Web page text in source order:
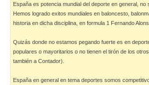
España es potencia mundial del deporte en general, no
Hemos logrado exitos mundiales en baloncesto,
historia en dicha disciplina, en formula 1 Fernando
Quizás donde no estamos pegando fuerte es en
populares o mayoritarios o no tienen el tirón de los
también a Contador).
España en general en tema deportes somos